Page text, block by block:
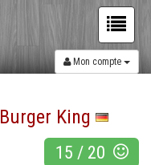
Mon compte
Burger King
15 / 20